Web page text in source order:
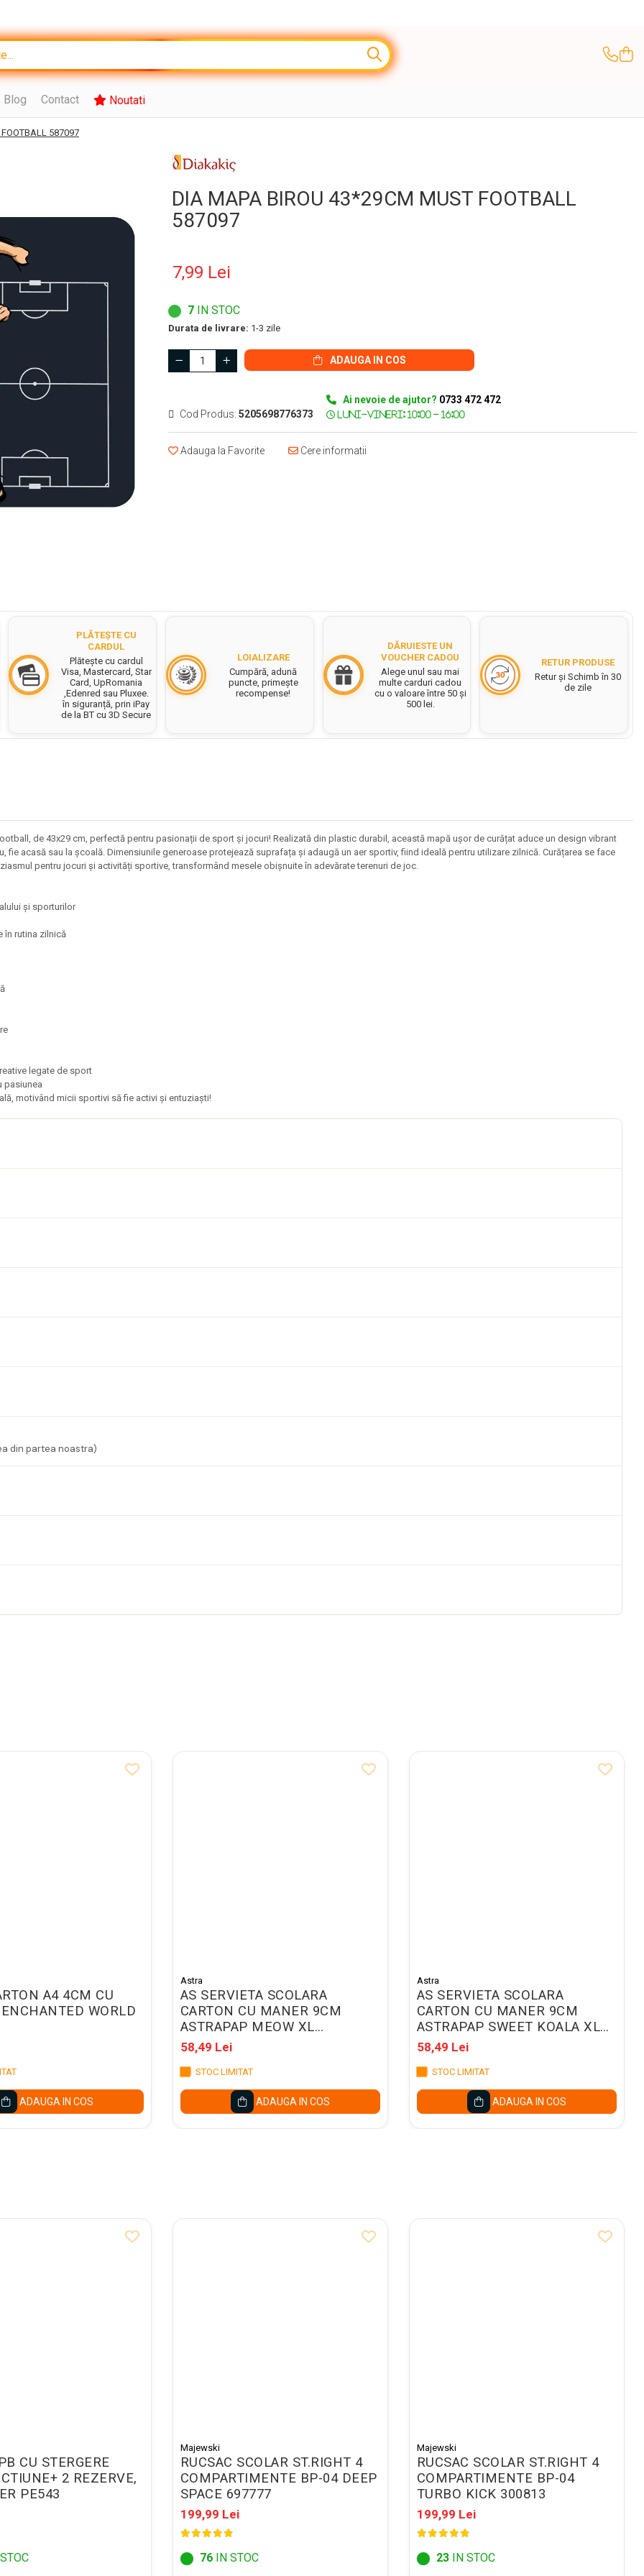
Blog Contact Noutati
587097
DIA MAPA BIROU 43*29CM MUST FOOTBALL
587097
7,99 Lei
7 IN STOC
Durata de livrare: 1-3 zile
ADAUGA IN COS
Cod Produs: 5205698776373
Ai nevoie de ajutor? 0733 472 472
Adauga la Favorite Cere informatii
PLĂTEȘTE CU
CARDUL
Plătește cu cardul
Visa, Mastercard, Star
Card, UpRomania
,Edenred sau Pluxee.
în siguranță, prin iPay
de la BT cu 3D Secure
LOIALIZARE
Cumpără, adună
puncte, primește
recompense!
DĂRUIESTE UN
VOUCHER CADOU
Alege unul sau mai
multe carduri cadou
cu o valoare între 50 și
500 lei.
RETUR PRODUSE
Retur și Schimb în 30
de zile
de 43x29 cm, perfectă pentru pasionații de sport și jocuri! Realizată din plastic durabil, această mapă ușor de curățat aduce un design vibrant
acasă sau la școală. Dimensiunile generoase protejează suprafața și adaugă un aer sportiv, fiind ideală pentru utilizare zilnică. Curățarea se face
pentru jocuri și activități sportive, transformând mesele obișnuite în adevărate terenuri de joc.
și sporturilor
în rutina zilnică
legate de sport
pasiunea
motivând micii sportivi să fie activi și entuziaști!
din partea noastra)
A4 4CM CU
WORLD
ADAUGA IN COS
Astra
AS SERVIETA SCOLARA
CARTON CU MANER 9CM
ASTRAPAP MEOW XL
108024007
58,49 Lei
STOC LIMITAT
ADAUGA IN COS
Astra
AS SERVIETA SCOLARA
CARTON CU MANER 9CM
ASTRAPAP SWEET KOALA XL
108025004
58,49 Lei
STOC LIMITAT
ADAUGA IN COS
2 REZERVE,
PE543
Majewski
RUCSAC SCOLAR ST.RIGHT 4
COMPARTIMENTE BP-04 DEEP
SPACE 697777
199,99 Lei
76IN STOC
Majewski
RUCSAC SCOLAR ST.RIGHT 4
COMPARTIMENTE BP-04
TURBO KICK 300813
199,99 Lei
23IN STOC